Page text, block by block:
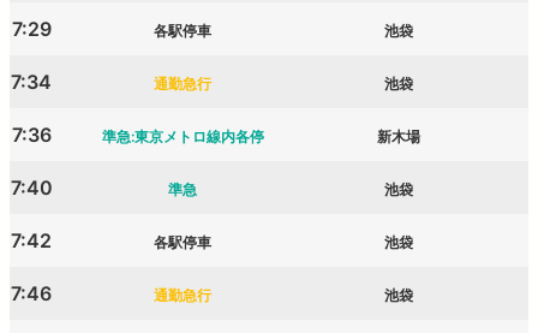
7:29 各駅停車 池袋
7:34 通勤急行 池袋
7:36 準急:東京メトロ線内各停 新木場
7:40 準急 池袋
7:42 各駅停車 池袋
7:46 通勤急行 池袋